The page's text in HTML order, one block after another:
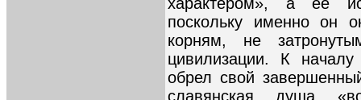
поскольку именно он
корням, не
цивилизации. К
обрел свой
славянская душа